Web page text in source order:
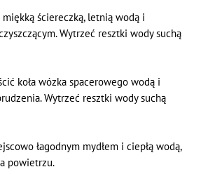
miękką ściereczką, letnią wodą i
Wytrzeć resztki wody suchą
koła wózka spacerowego wodą i
Wytrzeć resztki wody suchą
łagodnym mydłem i ciepłą wodą,
powietrzu.